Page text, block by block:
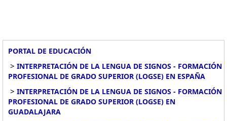
PORTAL DE EDUCACIÓN
> INTERPRETACIÓN DE LA LENGUA DE SIGNOS - FORMACIÓN
PROFESIONAL DE GRADO SUPERIOR (LOGSE) EN ESPAÑA
> INTERPRETACIÓN DE LA LENGUA DE SIGNOS - FORMACIÓN
PROFESIONAL DE GRADO SUPERIOR (LOGSE) EN
GUADALAJARA